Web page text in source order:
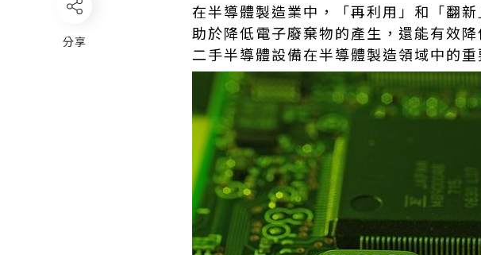
在半導體製造業中，「再利用」和「翻新
助於降低電子廢棄物的產生，還能有效
二手半導體設備在半導體製造領域中的重
分享